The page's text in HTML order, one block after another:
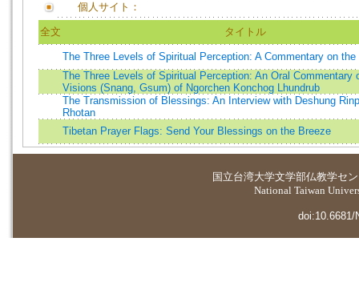
個人サイト：
全文 タイトル
The Three Levels of Spiritual Perception: A Commentary on
The Three Levels of Spiritual Perception: An Oral Commentary
Visions (Snang, Gsum) of Ngorchen Konchog Lhundrub
The Transmission of Blessings: An Interview with Deshung
Rhotan
Tibetan Prayer Flags: Send Your Blessings on the Breeze
国立台湾大学文学部仏教学セ
National Taiwan
doi:10.6681/